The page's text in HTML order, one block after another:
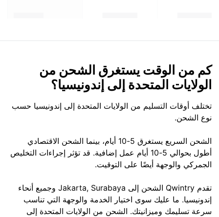
كم من الوقت يستغرق الشحن من
الولايات المتحدة إلى إندونيسيا؟
تختلف أوقات التسليم من الولايات المتحدة إلى إندونيسيا حسب
نوع الشحن.
الشحن السريع يستغرق 5-10 أيام، بينما الشحن الاقتصادي
أطول بحوالي 5-10 أيام عمل إضافية. قد تؤثر إجراءات التخليص
الجمركي والوجهة أيضًا على التوقيت.
تقدم Qwintry الشحن إلى Jakarta, Surabaya وجميع أنحاء
إندونيسيا. ما عليك سوى اختيار الخدمة والوجهة التي تناسب
سرعة تسليمك وميزانيتك. الشحن من الولايات المتحدة إلى